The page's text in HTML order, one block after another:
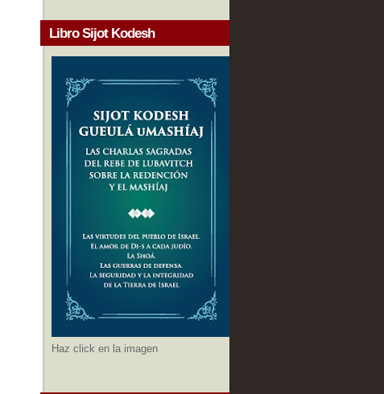
Libro Sijot Kodesh
Haz click en la imagen